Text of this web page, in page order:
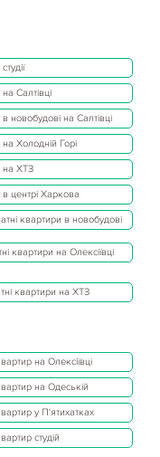
Салтівці
новобудові на Салтівці
Холодній Горі
на ХТЗ
центрі Харкова
квартири в новобудові
квартири на Олексіївці
квартири на ХТЗ
на Олексіївці
на Одеській
у П'ятихатках
студій